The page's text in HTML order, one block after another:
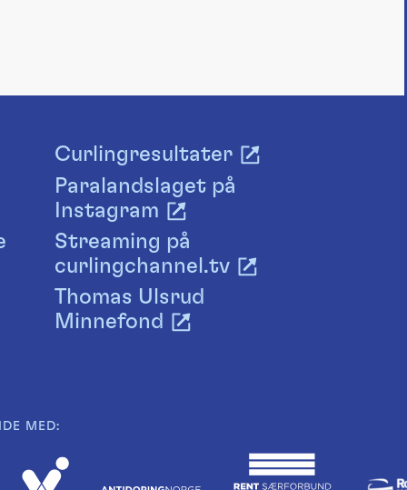
Curlingresultater
Paralandslaget på
Instagram
Streaming på
curlingchannel.tv
Thomas Ulsrud
Minnefond
MED: